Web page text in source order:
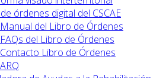
órdenes digital del CSCAE
Manual del Libro de Órdenes
FAQs del Libro de Órdenes
Contacto Libro de Órdenes